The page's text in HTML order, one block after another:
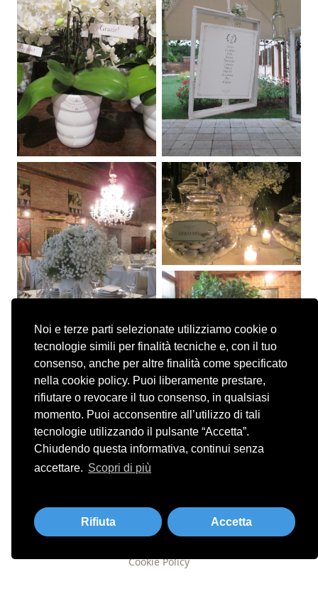
Noi e terze parti selezionate utilizziamo cookie o
tecnologie simili per finalità tecniche e, con il tuo
consenso, anche per altre finalità come specificato
nella cookie policy. Puoi liberamente prestare,
rifiutare o revocare il tuo consenso, in qualsiasi
momento. Puoi acconsentire all’utilizzo di tali
tecnologie utilizzando il pulsante “Accetta”.
Chiudendo questa informativa, continui senza
accettare. Scopri di più
Rifiuta Accetta
VILLA CAVRIANI SRL
Telefono 0376 664300 · Fax 0376 750027 · Partita IVA 01526690209 ·
info@villacavriani.it
Cookie Policy